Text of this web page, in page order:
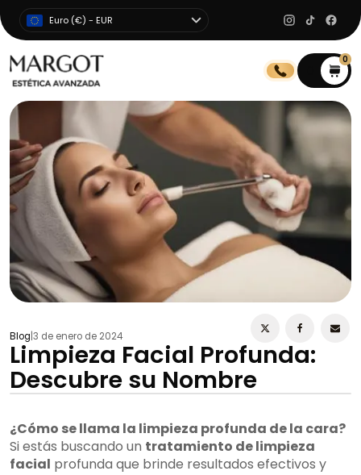
Euro (€) - EUR
0
Blog 3 de enero de 2024
Limpieza Facial Profunda:
Descubre su Nombre
¿Cómo se llama la limpieza profunda de la cara?
Si estás buscando un tratamiento de limpieza
facial profunda que brinde resultados efectivos y